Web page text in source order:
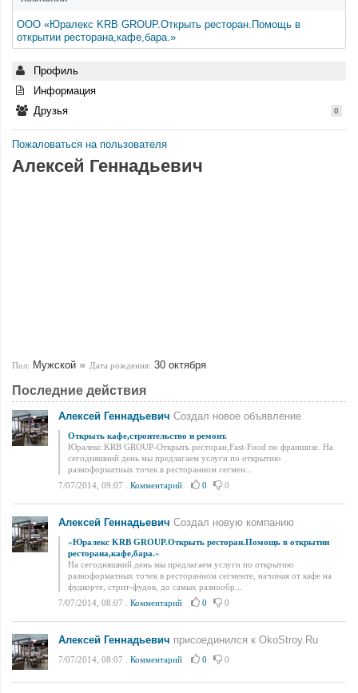
ООО «Юралекс KRB GROUP.Открыть ресторан.Помощь в
открытии ресторана,кафе,бара.»
Профиль
Информация
Друзья
0
Пожаловаться на пользователя
Алексей Геннадьевич
Пол: Мужской Дата рождения: 30 октября
Последние действия
Алексей Геннадьевич Создал новое объявление
Открыть кафе,строительство и ремонт.
Юралекс KRB GROUP-Открыть ресторан,Fast-Food по франшизе. На
сегодняшний день мы предлагаем услуги по открытию
разноформатных точек в ресторанном сегмен...
7/07/2014, 09:07
Комментарий 0 0
Алексей Геннадьевич Создал новую компанию
«Юралекс KRB GROUP.Открыть ресторан.Помощь в открытии
ресторана,кафе,бара.»
На сегодняшний день мы предлагаем услуги по открытию
разноформатных точек в ресторанном сегменте, начиная от кафе на
фудкорте, стрит-фудов, до самых разнообр...
7/07/2014, 08:07
Комментарий 0 0
Алексей Геннадьевич присоединился к OkoStroy.Ru
7/07/2014, 08:07 Комментарий 0 0